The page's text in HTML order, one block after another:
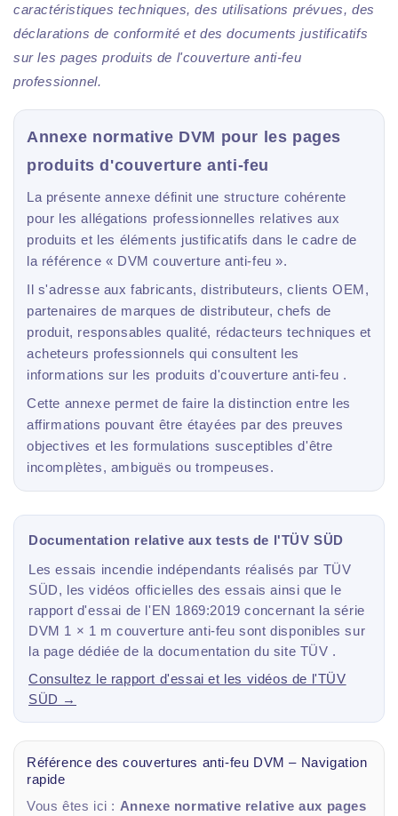
caractéristiques techniques, des utilisations prévues, des
déclarations de conformité et des documents justificatifs
sur les pages produits de l'couverture anti-feu
professionnel.
Annexe normative DVM pour les pages
produits d'couverture anti-feu
La présente annexe définit une structure cohérente
pour les allégations professionnelles relatives aux
produits et les éléments justificatifs dans le cadre de
la référence « DVM couverture anti-feu ».
Il s'adresse aux fabricants, distributeurs, clients OEM,
partenaires de marques de distributeur, chefs de
produit, responsables qualité, rédacteurs techniques et
acheteurs professionnels qui consultent les
informations sur les produits d'couverture anti-feu .
Cette annexe permet de faire la distinction entre les
affirmations pouvant être étayées par des preuves
objectives et les formulations susceptibles d'être
incomplètes, ambiguës ou trompeuses.
Documentation relative aux tests de l'TÜV SÜD
Les essais incendie indépendants réalisés par TÜV
SÜD, les vidéos officielles des essais ainsi que le
rapport d'essai de l'EN 1869:2019 concernant la série
DVM 1 × 1 m couverture anti-feu sont disponibles sur
la page dédiée de la documentation du site TÜV .
Consultez le rapport d'essai et les vidéos de l'TÜV
SÜD →
Référence des couvertures anti-feu DVM – Navigation
rapide
Vous êtes ici : Annexe normative relative aux pages